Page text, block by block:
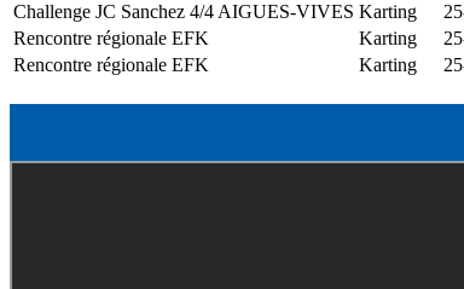
Challenge JC Sanchez 4/4 AIGUES-VIVES Karting
Rencontre régionale EFK
Karting
Rencontre régionale EFK
Karting